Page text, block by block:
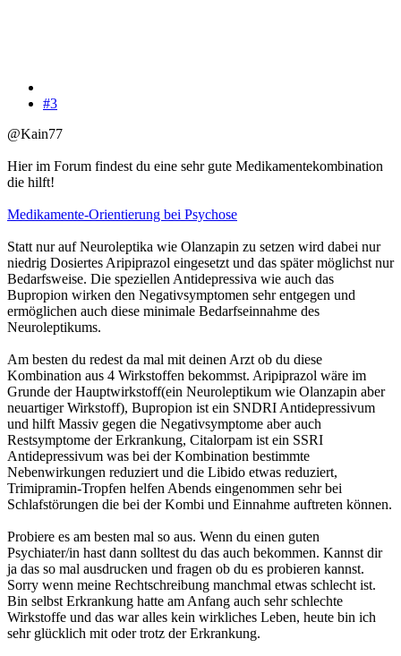
#3
@Kain77
Hier im Forum findest du eine sehr gute Medikamentekombination
die hilft!
Medikamente-Orientierung bei Psychose
Statt nur auf Neuroleptika wie Olanzapin zu setzen wird dabei nur
niedrig Dosiertes Aripiprazol eingesetzt und das später möglichst nur
Bedarfsweise. Die speziellen Antidepressiva wie auch das
Bupropion wirken den Negativsymptomen sehr entgegen und
ermöglichen auch diese minimale Bedarfseinnahme des
Neuroleptikums.
Am besten du redest da mal mit deinen Arzt ob du diese
Kombination aus 4 Wirkstoffen bekommst. Aripiprazol wäre im
Grunde der Hauptwirkstoff(ein Neuroleptikum wie Olanzapin aber
neuartiger Wirkstoff), Bupropion ist ein SNDRI Antidepressivum
und hilft Massiv gegen die Negativsymptome aber auch
Restsymptome der Erkrankung, Citalorpam ist ein SSRI
Antidepressivum was bei der Kombination bestimmte
Nebenwirkungen reduziert und die Libido etwas reduziert,
Trimipramin-Tropfen helfen Abends eingenommen sehr bei
Schlafstörungen die bei der Kombi und Einnahme auftreten können.
Probiere es am besten mal so aus. Wenn du einen guten
Psychiater/in hast dann solltest du das auch bekommen. Kannst dir
ja das so mal ausdrucken und fragen ob du es probieren kannst.
Sorry wenn meine Rechtschreibung manchmal etwas schlecht ist.
Bin selbst Erkrankung hatte am Anfang auch sehr schlechte
Wirkstoffe und das war alles kein wirkliches Leben, heute bin ich
sehr glücklich mit oder trotz der Erkrankung.